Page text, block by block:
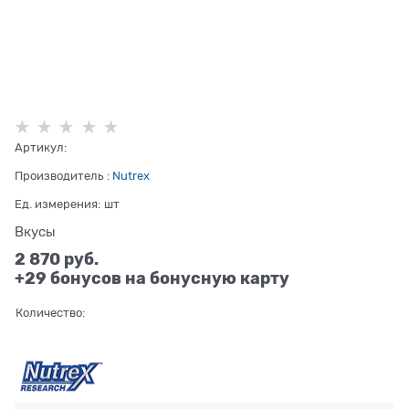
Артикул:
Производитель : Nutrex
Ед. измерения: шт
Вкусы
2 870 руб.
+29 бонусов на бонусную карту
Количество: